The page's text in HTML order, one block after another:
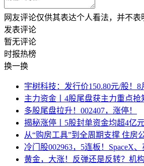
网友评论仅供其表达个人看法，并不表
发表评论
暂无评论
时报热榜
换一换
宇树科技：发行价150.80元/股！
主力资金丨4股尾盘获主力重点抢
多股尾盘拉升！002407，涨停！
揭秘涨停丨5股封单资金均超4亿
从“购房工具”到全周期支撑 住房
冷门股002963，5连板！SpaceX
黄金，大涨！反弹还是反转？机